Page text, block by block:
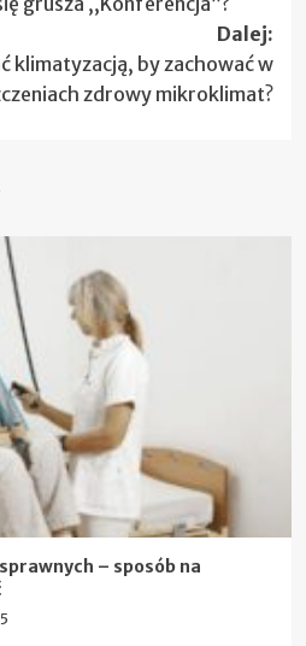
Dalej:
klimatyzacją, by zachować w
zdrowy mikroklimat?
– sposób na